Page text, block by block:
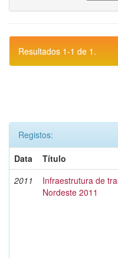
Resultados 1-1 de 1.
Registos:
Data
Título
2011
Infraestrutura de
Nordeste 2011